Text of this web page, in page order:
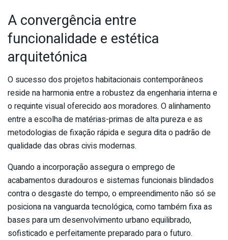
A convergência entre
funcionalidade e estética
arquitetónica
O sucesso dos projetos habitacionais contemporâneos
reside na harmonia entre a robustez da engenharia interna e
o requinte visual oferecido aos moradores. O alinhamento
entre a escolha de matérias-primas de alta pureza e as
metodologias de fixação rápida e segura dita o padrão de
qualidade das obras civis modernas.
Quando a incorporação assegura o emprego de
acabamentos duradouros e sistemas funcionais blindados
contra o desgaste do tempo, o empreendimento não só se
posiciona na vanguarda tecnológica, como também fixa as
bases para um desenvolvimento urbano equilibrado,
sofisticado e perfeitamente preparado para o futuro.